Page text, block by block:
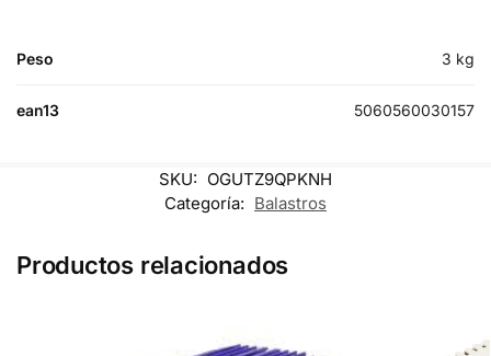
Peso 3 kg
ean13 5060560030157
SKU: OGUTZ9QPKNH
Categoría: Balastros
Productos relacionados